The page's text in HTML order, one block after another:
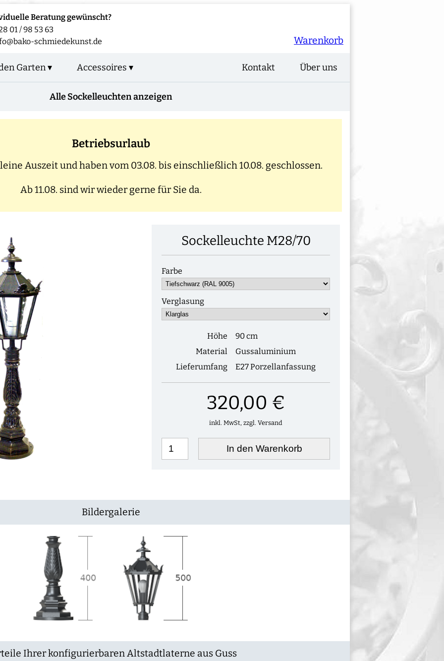
Beratung gewünscht?
01 / 98 53 63
schmiedekunst.de
Warenkorb
Garten ▾ Accessoires ▾ Über uns
Kontakt
Alle Sockelleuchten anzeigen
Betriebsurlaub
Auszeit und haben vom 03.08. bis einschließlich 10.08. geschlossen.
Ab 11.08. sind wir wieder gerne für Sie da.
Sockelleuchte M28/70
Farbe
Verglasung
Höhe
90 cm
Material
Gussaluminium
Lieferumfang
E27 Porzellanfassung
320,00 €
inkl. MwSt, zzgl. Versand
In den Warenkorb
Bildergalerie
Ihrer konfigurierbaren Altstadtlaterne aus Guss